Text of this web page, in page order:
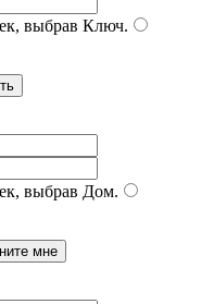
выбрав Ключ.
выбрав Дом.